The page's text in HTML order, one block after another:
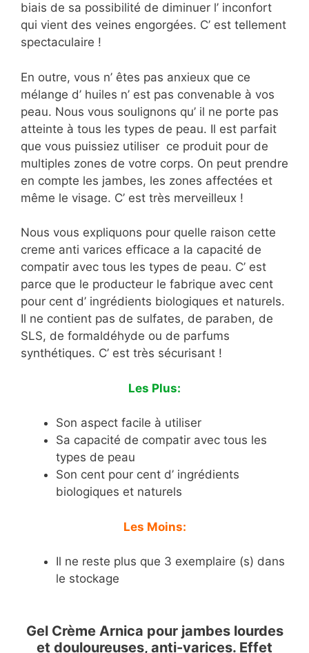
biais de sa possibilité de diminuer l’ inconfort
qui vient des veines engorgées. C’ est tellement
spectaculaire !
En outre, vous n’ êtes pas anxieux que ce
mélange d’ huiles n’ est pas convenable à vos
peau. Nous vous soulignons qu’ il ne porte pas
atteinte à tous les types de peau. Il est parfait
que vous puissiez utiliser ce produit pour de
multiples zones de votre corps. On peut prendre
en compte les jambes, les zones affectées et
même le visage. C’ est très merveilleux !
Nous vous expliquons pour quelle raison cette
creme anti varices efficace a la capacité de
compatir avec tous les types de peau. C’ est
parce que le producteur le fabrique avec cent
pour cent d’ ingrédients biologiques et naturels.
Il ne contient pas de sulfates, de paraben, de
SLS, de formaldéhyde ou de parfums
synthétiques. C’ est très sécurisant !
Les Plus:
Son aspect facile à utiliser
Sa capacité de compatir avec tous les
types de peau
Son cent pour cent d’ ingrédients
biologiques et naturels
Les Moins:
Il ne reste plus que 3 exemplaire (s) dans
le stockage
Gel Crème Arnica pour jambes lourdes
et douloureuses, anti-varices. Effet